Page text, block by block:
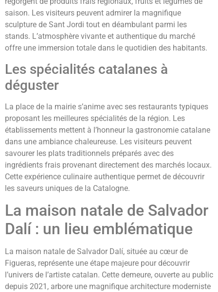
saison. Les visiteurs peuvent admirer la magnifique
sculpture de Sant Jordi tout en déambulant parmi les
stands. L’atmosphère vivante et authentique du marché
offre une immersion totale dans le quotidien des habitants.
Les spécialités catalanes à
déguster
La place de la mairie s’anime avec ses restaurants typiques
proposant les meilleures spécialités de la région. Les
établissements mettent à l’honneur la gastronomie catalane
dans une ambiance chaleureuse. Les visiteurs peuvent
savourer les plats traditionnels préparés avec des
ingrédients frais provenant directement des marchés locaux.
Cette expérience culinaire authentique permet de découvrir
les saveurs uniques de la Catalogne.
La maison natale de Salvador
Dalí : un lieu emblématique
La maison natale de Salvador Dalí, située au cœur de
Figueras, représente une étape majeure pour découvrir
l’univers de l’artiste catalan. Cette demeure, ouverte au public
depuis 2021, arbore une magnifique architecture moderniste